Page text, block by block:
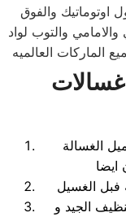
اوتوماتيك والفوق
والامامي والتوب لواد
الماركات العالميه
الغسالة
الجيد و